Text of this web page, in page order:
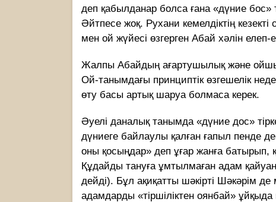
деп қабылданар болса ғана «дүние бос»
Әйтпесе жоқ. Рухани кемелдіктің
мен ой жүйесі өзгерген Абай хәлін
Жалпы Абайдың ағартушылық және
Ой-танымдағы принциптік өзгешелік
өту басы артық шаруа болмаса керек.
Әуелі даналық танымда «дүние дос»
дүниеге байлаулы қалған ғапыл пенде
оны қосыңдар» деп ұғар жанға батырып,
Құдайды тануға ұмтылмаған адам
дейді). Бұл ақиқатты шәкірті Шәкәрім
адамдарды «тіршіліктен оянбай» ұйқыда